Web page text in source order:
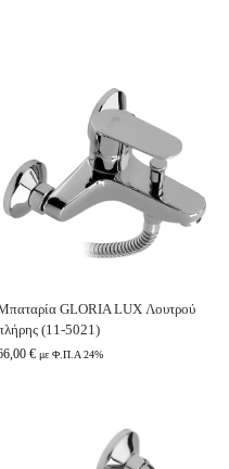
GLORIA LUX Λουτρού
(11-5021)
€ με Φ.Π.Α 24%